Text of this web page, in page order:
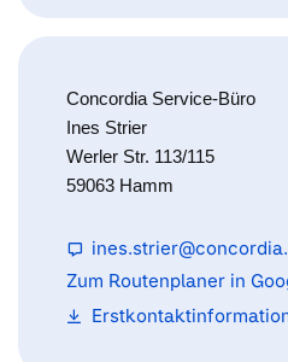
Concordia Service-Büro
Ines Strier
Werler Str. 113/115
59063 Hamm
Zum Routenplaner in